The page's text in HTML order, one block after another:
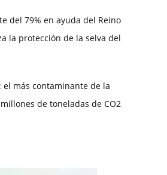
del 79% en ayuda del Reino
la protección de la selva del
el más contaminante de la
de toneladas de CO2